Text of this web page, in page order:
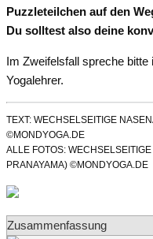
Puzzleteilchen auf den
Du solltest also deine
Im Zweifelsfall spreche
Yogalehrer.
TEXT: WECHSELSEITIGE
©MONDYOGA.DE
ALLE FOTOS:
PRANAYAMA) ©MONDYOGA.DE
Zusammenfassung